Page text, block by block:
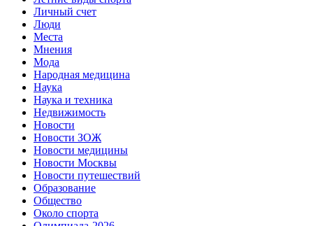
Личный счет
Люди
Места
Мнения
Мода
Народная медицина
Наука
Наука и техника
Недвижимость
Новости
Новости ЗОЖ
Новости медицины
Новости Москвы
Новости путешествий
Образование
Общество
Около спорта